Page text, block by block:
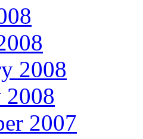
2008
2008
2007